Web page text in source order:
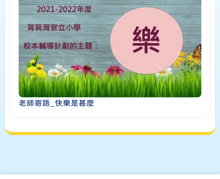
老師寄語_快樂是甚麼